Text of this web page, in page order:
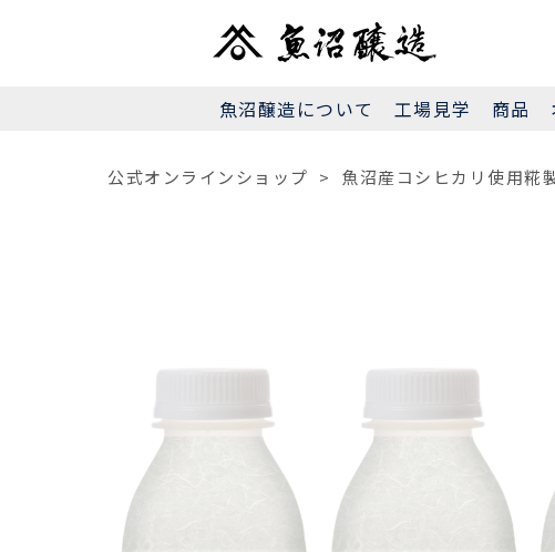
魚沼醸造について 工場見学 商品
公式オンラインショップ > 魚沼産コシヒカリ使用糀